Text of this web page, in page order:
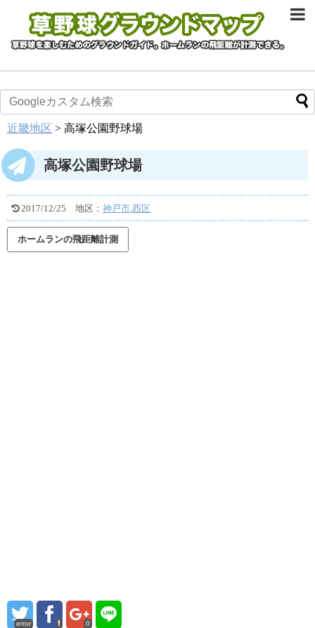
近畿地区 > 高塚公園野球場
高塚公園野球場
2017/12/25 地区： 神戸市,西区
error 0